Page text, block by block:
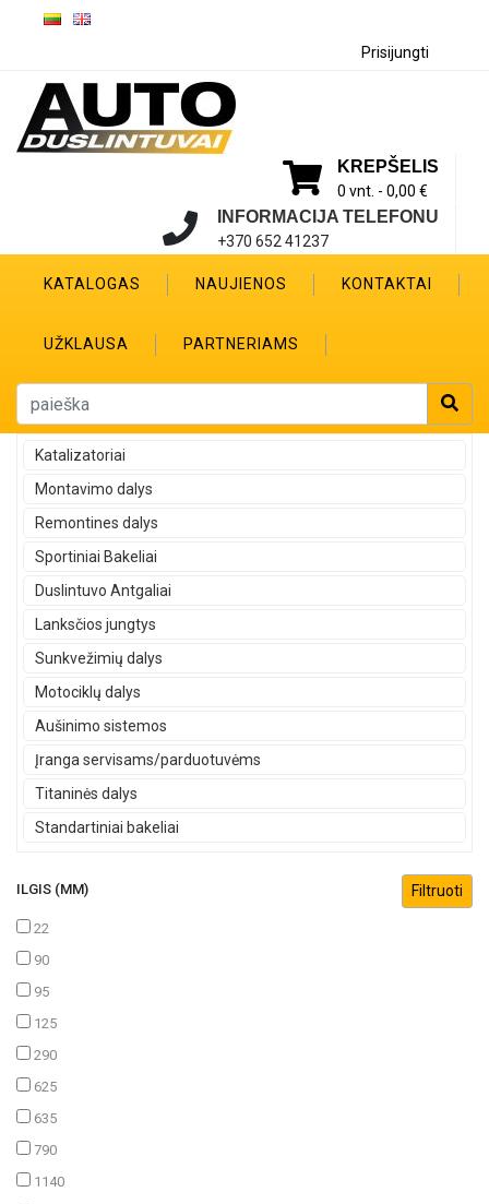
Prisijungti
KREPŠELIS
0 vnt. - 0,00 €
INFORMACIJA TELEFONU
+370 652 41237
KATALOGAS NAUJIENOS KONTAKTAI
UŽKLAUSA PARTNERIAMS
Katalizatoriai
Montavimo dalys
Remontines dalys
Sportiniai Bakeliai
Duslintuvo Antgaliai
Lanksčios jungtys
Sunkvežimių dalys
Motociklų dalys
Aušinimo sistemos
Įranga servisams/parduotuvėms
Titaninės dalys
Standartiniai bakeliai
ILGIS (MM)
22
90
95
125
290
625
635
790
1140